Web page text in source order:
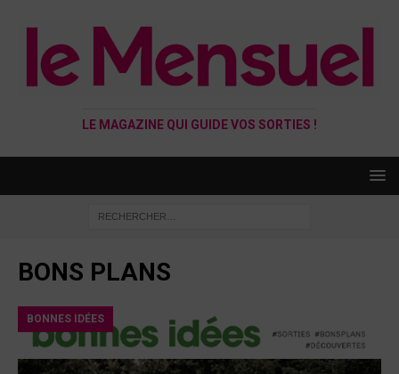
LE MAGAZINE QUI GUIDE VOS SORTIES !
BONS PLANS
BONNES IDÉES